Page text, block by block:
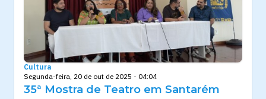
Cultura
Segunda-feira, 20 de out de 2025 - 04:04
35ª Mostra de Teatro em Santarém